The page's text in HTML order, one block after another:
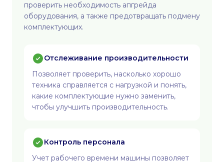
проверить необходимость апгрейда
оборудования, а также предотвращать подмену
комплектующих.
Отслеживание производительности
Позволяет проверить, насколько хорошо
техника справляется с нагрузкой и понять,
какие комплектующие нужно заменить,
чтобы улучшить производительность.
Контроль персонала
Учет рабочего времени машины позволяет